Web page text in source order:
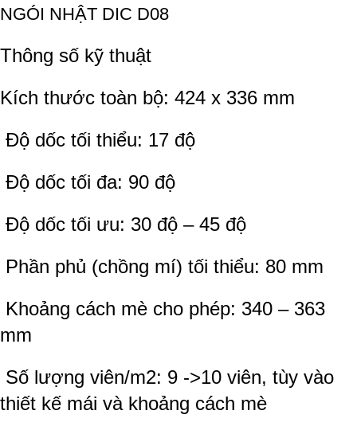
NGÓI NHẬT DIC D08
Thông số kỹ thuật
Kích thước toàn bộ: 424 x 336 mm
Độ dốc tối thiểu: 17 độ
Độ dốc tối đa: 90 độ
Độ dốc tối ưu: 30 độ – 45 độ
Phần phủ (chồng mí) tối thiểu: 80 mm
Khoảng cách mè cho phép: 340 – 363
mm
Số lượng viên/m2: 9 ->10 viên, tùy vào
thiết kế mái và khoảng cách mè